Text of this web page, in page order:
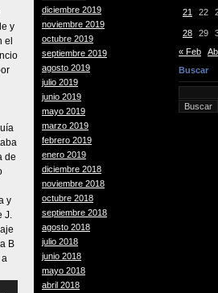
y
el
de
y
J.
B
a
diciembre 2019
noviembre 2019
octubre 2019
septiembre 2019
agosto 2019
julio 2019
junio 2019
mayo 2019
marzo 2019
febrero 2019
enero 2019
diciembre 2018
noviembre 2018
octubre 2018
septiembre 2018
agosto 2018
julio 2018
junio 2018
mayo 2018
abril 2018
21 22
28 29
« Feb
Buscar